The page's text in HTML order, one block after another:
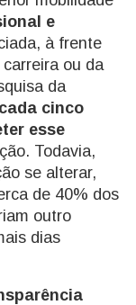
e
à frente
ou da
da
cinco
esse
Todavia,
se alterar,
de 40% dos
outro
dias